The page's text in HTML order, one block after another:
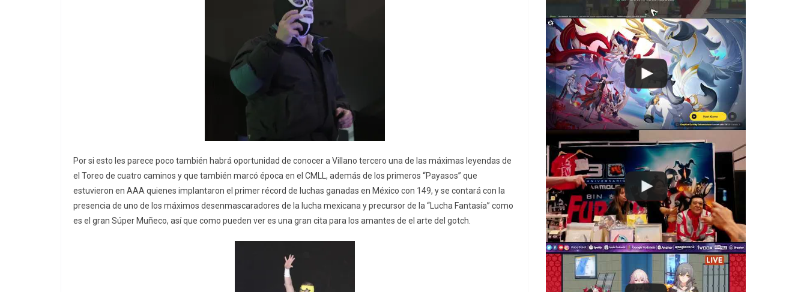
Por si esto les parece poco también habrá oportunidad de conocer a Villano tercero una de las máximas leyendas de
el Toreo de cuatro caminos y que también marcó época en el CMLL, además de los primeros “Payasos” que
estuvieron en AAA quienes implantaron el primer récord de luchas ganadas en México con 149, y se contará con la
presencia de uno de los máximos desenmascaradores de la lucha mexicana y precursor de la “Lucha Fantasía” como
es el gran Súper Muñeco, así que como pueden ver es una gran cita para los amantes de el arte del gotch.